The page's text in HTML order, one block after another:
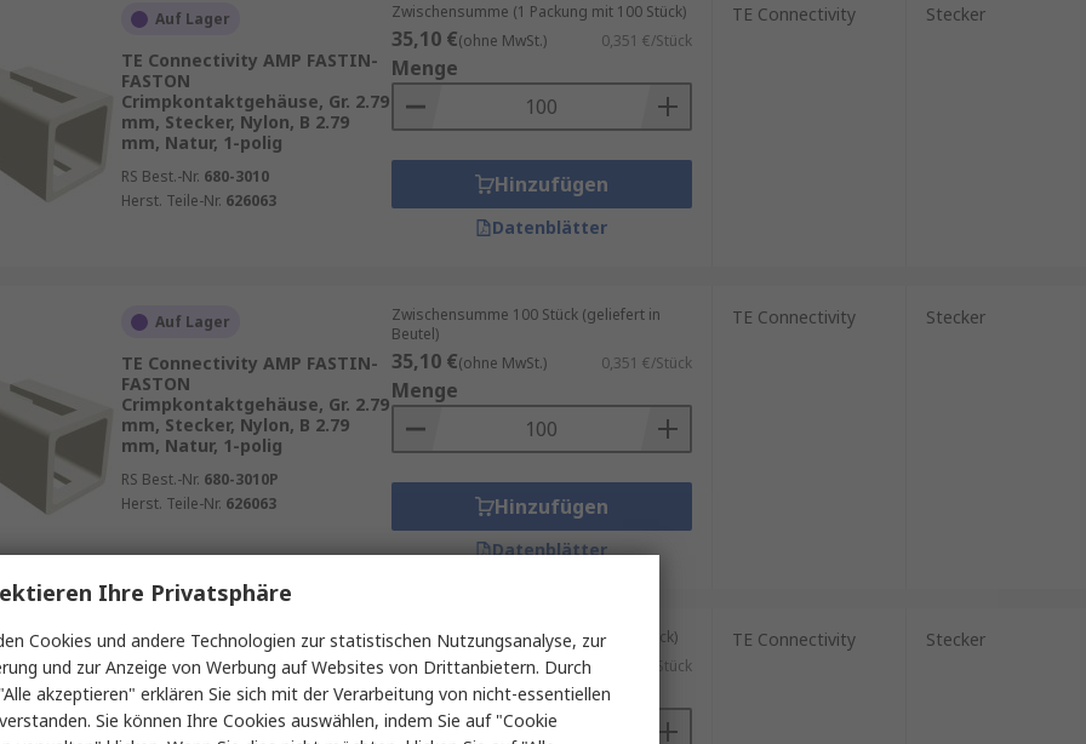
Auf Lager
TE Connectivity AMP FASTIN-
FASTON
Crimpkontaktgehäuse, Gr. 2.79
mm, Stecker, Nylon, B 2.79
mm, Natur, 1-polig
RS Best.-Nr. 680-3010
Herst. Teile-Nr. 626063
Zwischensumme (1 Packung mit 100 Stück)
35,10 €(ohne MwSt.) 0,351 €/Stück
Menge
Hinzufügen
Datenblätter
TE Connectivity Stecker
Auf Lager
TE Connectivity AMP FASTIN-
FASTON
Crimpkontaktgehäuse, Gr. 2.79
mm, Stecker, Nylon, B 2.79
mm, Natur, 1-polig
RS Best.-Nr. 680-3010P
Herst. Teile-Nr. 626063
Zwischensumme 100 Stück (geliefert in
Beutel)
35,10 €(ohne MwSt.) 0,351 €/Stück
Menge
Hinzufügen
Datenblätter
TE Connectivity Stecker
Auf Lager
TE Connectivity Positive Lock
.187 Mk II
Crimpkontaktgehäuse, Gr. 4.74
Zwischensumme (1 Packung mit 50 Stück)
25,25 €(ohne MwSt.) 0,505 €/Stück
Menge
TE Connectivity Stecker
Ihre Privatsphäre
Cookies und andere Technologien zur statistischen Nutzungsanalyse, zur
und zur Anzeige von Werbung auf Websites von Drittanbietern. Durch
akzeptieren" erklären Sie sich mit der Verarbeitung von nicht-essentiellen
Sie können Ihre Cookies auswählen, indem Sie auf "Cookie